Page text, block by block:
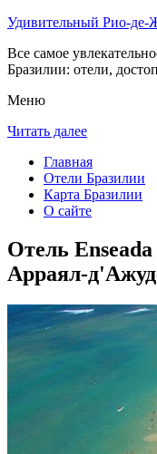
Удивительный Рио-де-
Все самое
Бразилии: отели,
Меню
Читать далее
Главная
Отели Бразилии
Карта Бразилии
О сайте
Отель
Арраял-